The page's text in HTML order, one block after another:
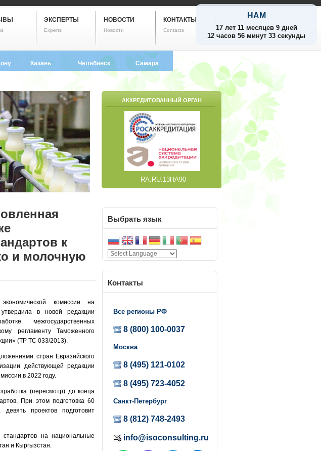
НАМ
17 лет 11 месяцев 9 дней
12 часов 56 минут 34 секунды
ЭКСПЕРТЫ
Experts
НОВОСТИ
Новости
КОНТАКТЫ
Contacts
Казань Челябинск
8 (351) 799-5752
Самара
8 (846) 212-9733
АККРЕДИТОВАННЫЙ ОРГАН
RA.RU.13НА90
к
и молочную
комиссии на
в новой редакции
межгосударственных
регламенту Таможенного
(ТР ТС 033/2013).
стран Евразийского
действующей редакции
в 2022 году.
(пересмотр) до конца
При этом подготовка 60
проектов подготовит
стандартов на национальные
и Кыргызстан.
Выбрать язык
Контакты
Все регионы РФ
8 (800) 100-0037
Москва
8 (495) 121-0102
8 (495) 723-4052
Санкт-Петербург
8 (812) 748-2493
info@isoconsulting.ru